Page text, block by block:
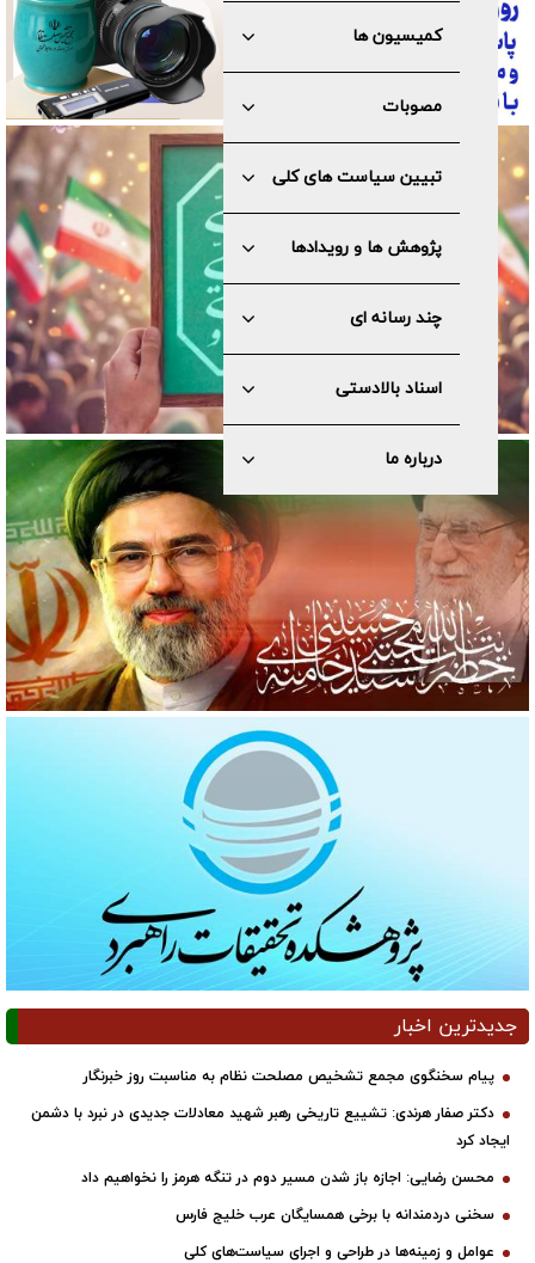
کمیسیون ها
مصوبات
تبیین سیاست های کلی
پژوهش ها و رویدادها
چند رسانه ای
اسناد بالادستی
درباره ما
جدیدترین اخبار
پیام سخنگوی مجمع تشخیص مصلحت نظام به مناسبت روز خبرنگار
دکتر صفار هرندی: تشییع تاریخی رهبر شهید معادلات جدیدی در نبرد با دشمن
ایجاد کرد
محسن رضایی: اجازه باز شدن مسیر دوم در تنگه هرمز را نخواهیم داد
سخنی دردمندانه با برخی همسایگان عرب خلیج فارس
عوامل و زمینه‌ها در طراحی و اجرای سیاست‌های کلی